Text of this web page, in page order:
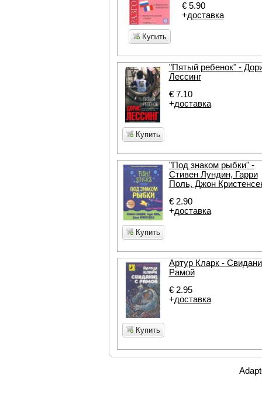
Купить
€ 5.90
+доставка
Купить
"Пятый ребенок" -
Лессинг
€ 7.10
+доставка
Купить
"Под знаком рыбки" -
Стивен Лундин, Гарри
Поль, Джон
€ 2.90
+доставка
Купить
Артур Кларк -
Рамой
€ 2.95
+доставка